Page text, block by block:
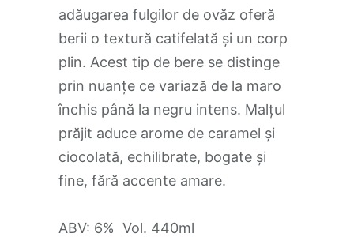
adăugarea fulgilor de ovăz oferă
berii o textură catifelată și un corp
plin. Acest tip de bere se distinge
prin nuanțe ce variază de la maro
închis până la negru intens. Malțul
prăjit aduce arome de caramel și
ciocolată, echilibrate, bogate și
fine, fără accente amare.
ABV: 6% Vol. 440ml